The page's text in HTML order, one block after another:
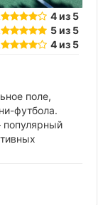
4 из 5
5 из 5
4 из 5
поле,
футбола.
популярный